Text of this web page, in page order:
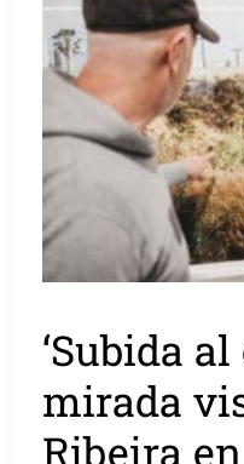
‘Subida
mirada
Ribeira